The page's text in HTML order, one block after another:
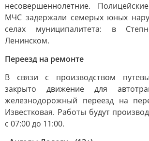
несовершеннолетние.
МЧС задержали семерых юных
селах муниципалитета: в
Ленинском.
Переезд на ремонте
В связи с производством
закрыто движение для
железнодорожный переезд на
Известковая. Работы будут
с 07:00 до 11:00.